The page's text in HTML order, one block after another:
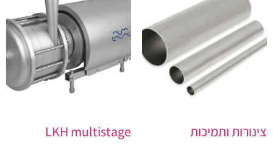
צינורות ותמיכות LKH multistage